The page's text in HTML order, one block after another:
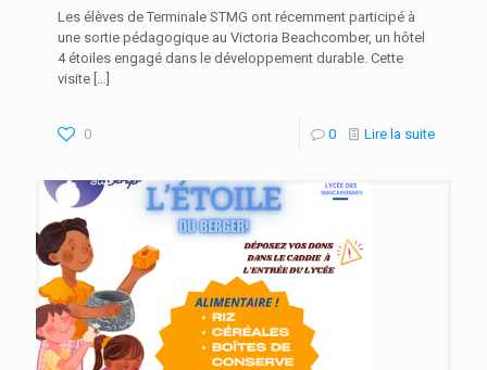
Les élèves de Terminale STMG ont récemment participé à
une sortie pédagogique au Victoria Beachcomber, un hôtel
4 étoiles engagé dans le développement durable. Cette
visite […]
0 0 Lire la suite